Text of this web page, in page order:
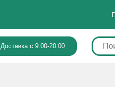
Доставка с 9:00-20:00